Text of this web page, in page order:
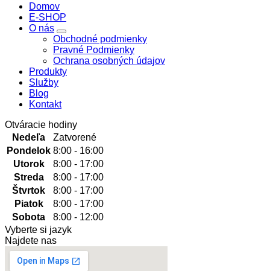
Domov
E-SHOP
O nás
Obchodné podmienky
Pravné Podmienky
Ochrana osobných údajov
Produkty
Služby
Blog
Kontakt
Otváracie hodiny
Nedeľa
Zatvorené
Pondelok 8:00 - 16:00
Utorok
8:00 - 17:00
Streda
8:00 - 17:00
Štvrtok
8:00 - 17:00
Piatok
8:00 - 17:00
Sobota
8:00 - 12:00
Vyberte si jazyk
Najdete nas